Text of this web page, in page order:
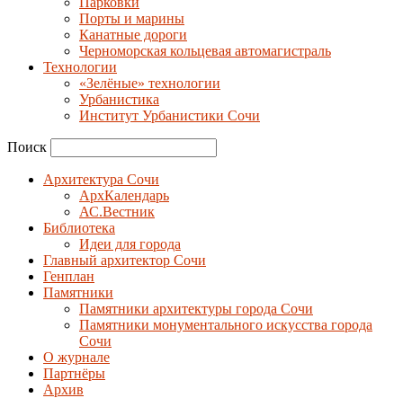
Порты и марины
Канатные дороги
Черноморская кольцевая автомагистраль
Технологии
«Зелёные» технологии
Урбанистика
Институт Урбанистики Сочи
Поиск
Архитектура Сочи
АрхКалендарь
АС.Вестник
Библиотека
Идеи для города
Главный архитектор Сочи
Генплан
Памятники
Памятники архитектуры города Сочи
Памятники монументального искусства города
Сочи
О журнале
Партнёры
Архив